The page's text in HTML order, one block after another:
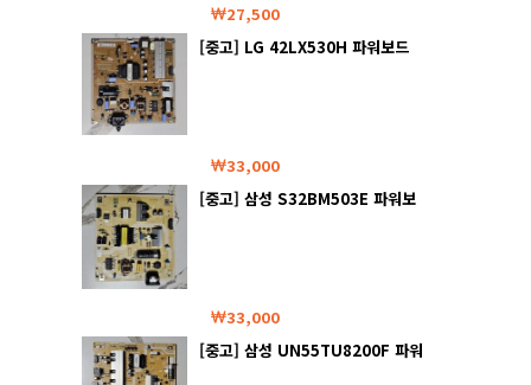
27,500
[중고] LG 42LX530H 파워보드
33,000
[중고] 삼성 S32BM503E 파워보
33,000
[중고] 삼성 UN55TU8200F 파워